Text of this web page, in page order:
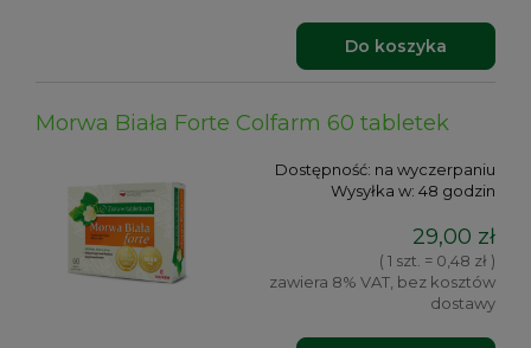
Do koszyka
Morwa Biała Forte Colfarm 60 tabletek
Dostępność: na wyczerpaniu
Wysyłka w: 48 godzin
29,00 zł
( 1 szt. = 0,48 zł )
zawiera 8% VAT, bez kosztów
dostawy